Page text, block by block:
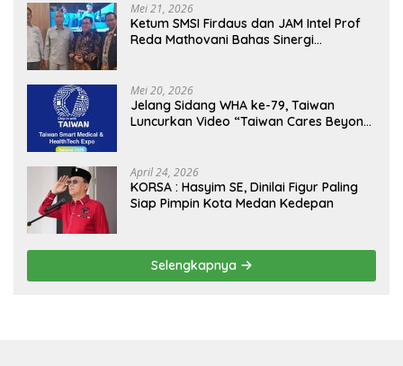
Mei 21, 2026
Ketum SMSI Firdaus dan JAM Intel Prof
Reda Mathovani Bahas Sinergi
MBG, Perkuat Pengawasan Program
Pemerintah
Mei 20, 2026
Jelang Sidang WHA ke-79, Taiwan
Luncurkan Video “Taiwan Cares Beyond
April 24, 2026
KORSA : Hasyim SE, Dinilai Figur Paling
Siap Pimpin Kota Medan Kedepan
Selengkapnya